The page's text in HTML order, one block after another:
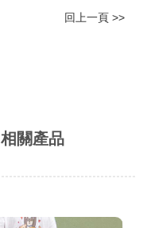
回上一頁 >>
相關產品